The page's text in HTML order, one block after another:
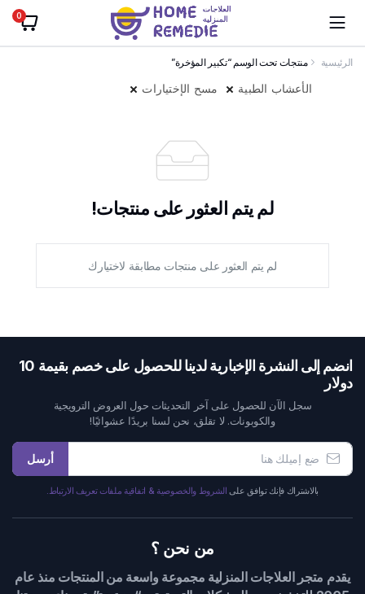
0
الرئيسية منتجات تحت الوسم “تكبير المؤخرة”
مسح الإختيارات الأعشاب الطبية
لم يتم العثور على منتجات!
لم يتم العثور على منتجات مطابقة لاختيارك
انضم إلى النشرة الإخبارية لدينا للحصول على خصم بقيمة 10
دولار
سجل الآن للحصول على آخر التحديثات حول العروض الترويجية
والكوبونات. لا تقلق، نحن لسنا بريدًا عشوائيًا!
أرسل
بالاشتراك فإنك توافق على الشروط والخصوصية & اتفاقية ملفات تعريف الارتباط.
من نحن ؟
يقدم متجر العلاجات المنزلية مجموعة واسعة من المنتجات منذ عام